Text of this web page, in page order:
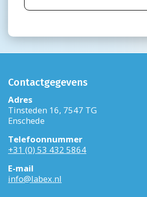
Contactgegevens
Adres
Tinsteden 16, 7547 TG
Enschede
Telefoonnummer
+31 (0) 53 432 5864
E-mail
info@labex.nl